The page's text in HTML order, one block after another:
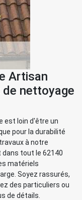
Artisan
nettoyage
est loin d'être un
pour la durabilité
à notre
tout le 62140
matériels
Soyez rassurés,
des particuliers ou
de détails.